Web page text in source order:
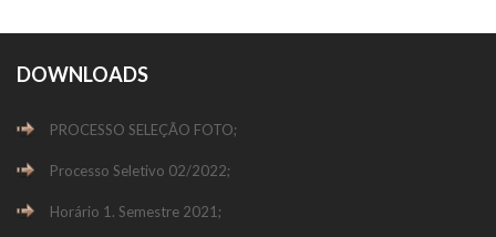
DOWNLOADS
PROCESSO SELEÇÃO FOTO;
Processo Seletivo 02/2022;
Horário 1. Semestre 2021;